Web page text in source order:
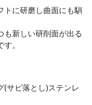
トに研磨し曲面にも馴
も新しい研削面が出る
。
(サビ落とし)ステンレ